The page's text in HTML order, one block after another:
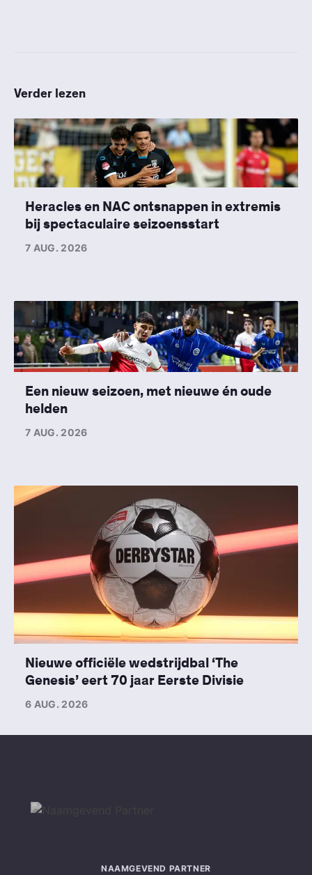
Verder lezen
Heracles en NAC ontsnappen in extremis
bij spectaculaire seizoensstart
7 AUG. 2026
Een nieuw seizoen, met nieuwe én oude
helden
7 AUG. 2026
Nieuwe officiële wedstrijdbal ‘The
Genesis’ eert 70 jaar Eerste Divisie
6 AUG. 2026
NAAMGEVEND PARTNER